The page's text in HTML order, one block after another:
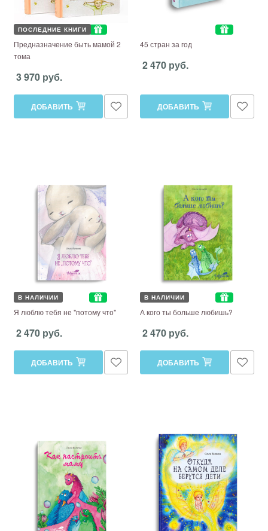
ПОСЛЕДНИЕ КНИГИ
Предназначение быть мамой 2
тома
3 970 руб.
ДОБАВИТЬ
45 стран за год
2 470 руб.
ДОБАВИТЬ
В НАЛИЧИИ
Я люблю тебя не "потому что"
2 470 руб.
ДОБАВИТЬ
В НАЛИЧИИ
А кого ты больше любишь?
2 470 руб.
ДОБАВИТЬ